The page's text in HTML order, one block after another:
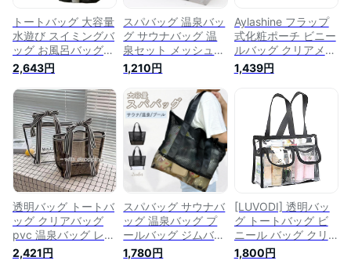
トートバッグ 大容量
水遊び スイミングバ
ッグ お風呂バッグ
メッシュ 軽量 ビー
チトートバッグ 温泉
プールバッグ プール
温泉バッグ 大きめ
海水浴 バッグ 肩掛
け 銭湯 水泳 ジム 手
提げ メッシュバッグ
スパバッグ 砂場
2,643円
スパバッグ 温泉バッ
グ サウナバッグ 温
泉セット メッシュバ
ッグ プールバッグ
ビーチ サウナ ジム
トラベル 温泉 銭湯
お風呂 大容量 おし
ゃれ メッシュ トー
トバッグ ／男女兼用
1,210円
Aylashine フラップ
式化粧ポーチ ビニー
ルバッグ クリアメイ
クアップバッグ クリ
アポーチ お風呂ポー
チ 半透明 化粧ポー
チ 大容量 軽くて可
愛い 大きめ 防水ポ
ーチ 厚手 ウォッシ
ュバッグ スパバッグ
プールバッグ 大人
ビーチバッグ 女の子
水泳バッグ ビーチ用
バッグ 子供 キッズ
手提げ 水着バッグ
スイミング 海水浴
温泉 旅行 アウトド
ア ブラック2
1,439円
透明バッグ トートバ
ッグ クリアバッグ
pvc 温泉バッグ レデ
ィース 大容量 ビニ
2,421円
スパバッグ サウナバ
ッグ 温泉バッグ プ
ールバッグ ジムバッ
グ ビーチバッグ メ
1,780円
[LUVODI] 透明バッ
グ トートバッグ ビ
ニール バッグ クリ
ーンルーム プールバ
1,800円